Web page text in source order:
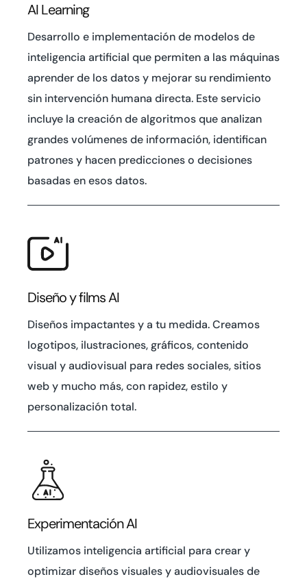
AI Learning
Desarrollo e implementación de modelos de
inteligencia artificial que permiten a las máquinas
aprender de los datos y mejorar su rendimiento
sin intervención humana directa. Este servicio
incluye la creación de algoritmos que analizan
grandes volúmenes de información, identifican
patrones y hacen predicciones o decisiones
basadas en esos datos.
Diseño y films AI
Diseños impactantes y a tu medida. Creamos
logotipos, ilustraciones, gráficos, contenido
visual y audiovisual para redes sociales, sitios
web y mucho más, con rapidez, estilo y
personalización total.
Experimentación AI
Utilizamos inteligencia artificial para crear y
optimizar diseños visuales y audiovisuales de